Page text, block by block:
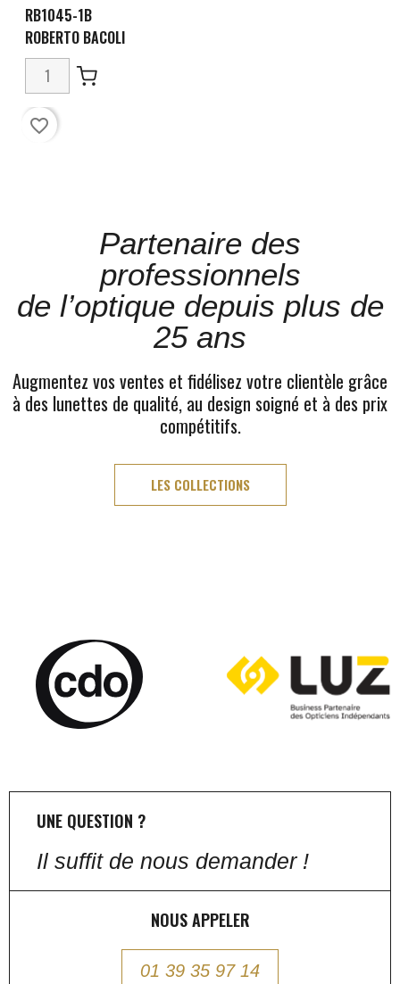
RB1045-1B
ROBERTO BACOLI
favorite_border
Partenaire des
professionnels
de l’optique depuis plus de
25 ans
Augmentez vos ventes et fidélisez votre clientèle grâce
à des lunettes de qualité, au design soigné et à des prix
compétitifs.
LES COLLECTIONS
UNE QUESTION ?
Il suffit de nous demander !
NOUS APPELER
01 39 35 97 14